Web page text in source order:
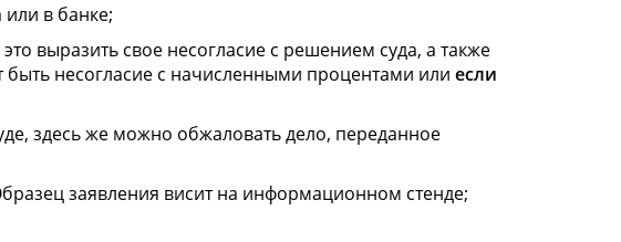
в банке;
выразить свое несогласие с решением суда, а также
несогласие с начисленными процентами или если
здесь же можно обжаловать дело, переданное
заявления висит на информационном стенде;